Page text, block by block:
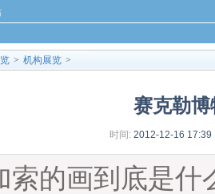
> 机构展览 >
赛克勒
时间: 2012-12-16 17:39
画到底是什